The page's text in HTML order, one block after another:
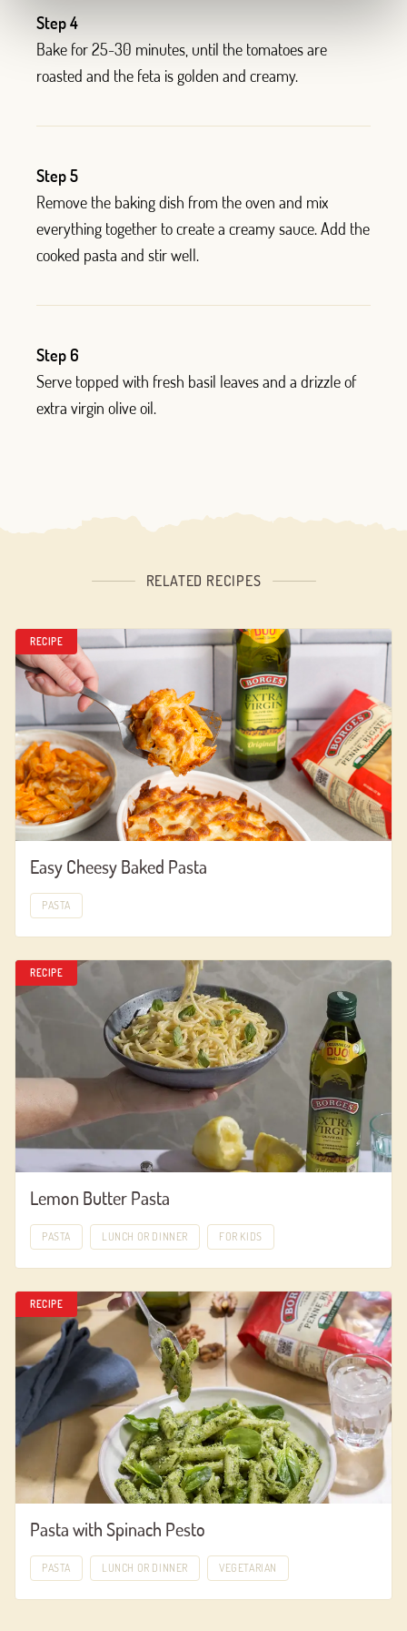
Step 4
Bake for 25-30 minutes, until the tomatoes are
roasted and the feta is golden and creamy.
Step 5
Remove the baking dish from the oven and mix
everything together to create a creamy sauce. Add the
cooked pasta and stir well.
Step 6
Serve topped with fresh basil leaves and a drizzle of
extra virgin olive oil.
RELATED RECIPES
RECIPE
Easy Cheesy Baked Pasta
PASTA
RECIPE
Lemon Butter Pasta
PASTA LUNCH OR DINNER FOR KIDS
RECIPE
Pasta with Spinach Pesto
PASTA LUNCH OR DINNER VEGETARIAN